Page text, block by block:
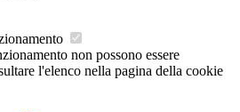
non possono essere
l'elenco nella pagina della cookie